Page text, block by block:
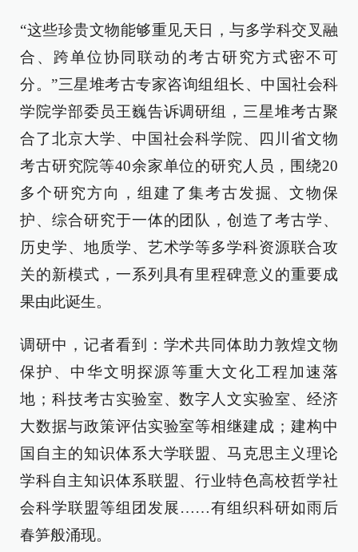
“这些珍贵文物能够重见天日，与多学科交叉融
合、跨单位协同联动的考古研究方式密不可
分。”三星堆考古专家咨询组组长、中国社会科
学院学部委员王巍告诉调研组，三星堆考古聚
合了北京大学、中国社会科学院、四川省文物
考古研究院等40余家单位的研究人员，围绕20
多个研究方向，组建了集考古发掘、文物保
护、综合研究于一体的团队，创造了考古学、
历史学、地质学、艺术学等多学科资源联合攻
关的新模式，一系列具有里程碑意义的重要成
果由此诞生。
调研中，记者看到：学术共同体助力敦煌文物
保护、中华文明探源等重大文化工程加速落
地；科技考古实验室、数字人文实验室、经济
大数据与政策评估实验室等相继建成；建构中
国自主的知识体系大学联盟、马克思主义理论
学科自主知识体系联盟、行业特色高校哲学社
会科学联盟等组团发展……有组织科研如雨后
春笋般涌现。